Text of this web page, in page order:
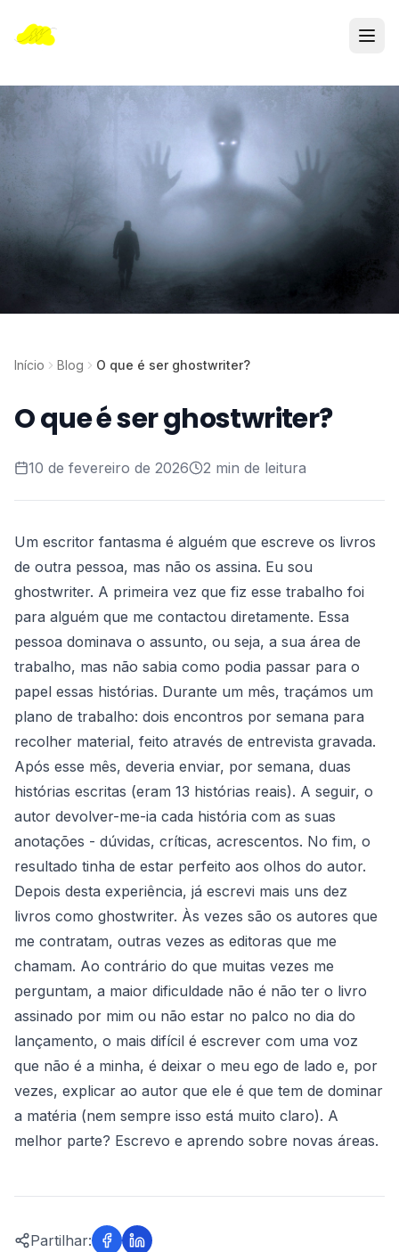
Início Blog O que é ser ghostwriter?
O que é ser ghostwriter?
10 de fevereiro de 2026 2 min de leitura
Um escritor fantasma é alguém que escreve os livros
de outra pessoa, mas não os assina. Eu sou
ghostwriter. A primeira vez que fiz esse trabalho foi
para alguém que me contactou diretamente. Essa
pessoa dominava o assunto, ou seja, a sua área de
trabalho, mas não sabia como podia passar para o
papel essas histórias. Durante um mês, traçámos um
plano de trabalho: dois encontros por semana para
recolher material, feito através de entrevista gravada.
Após esse mês, deveria enviar, por semana, duas
histórias escritas (eram 13 histórias reais). A seguir, o
autor devolver-me-ia cada história com as suas
anotações - dúvidas, críticas, acrescentos. No fim, o
resultado tinha de estar perfeito aos olhos do autor.
Depois desta experiência, já escrevi mais uns dez
livros como ghostwriter. Às vezes são os autores que
me contratam, outras vezes as editoras que me
chamam. Ao contrário do que muitas vezes me
perguntam, a maior dificuldade não é não ter o livro
assinado por mim ou não estar no palco no dia do
lançamento, o mais difícil é escrever com uma voz
que não é a minha, é deixar o meu ego de lado e, por
vezes, explicar ao autor que ele é que tem de dominar
a matéria (nem sempre isso está muito claro). A
melhor parte? Escrevo e aprendo sobre novas áreas.
Partilhar: